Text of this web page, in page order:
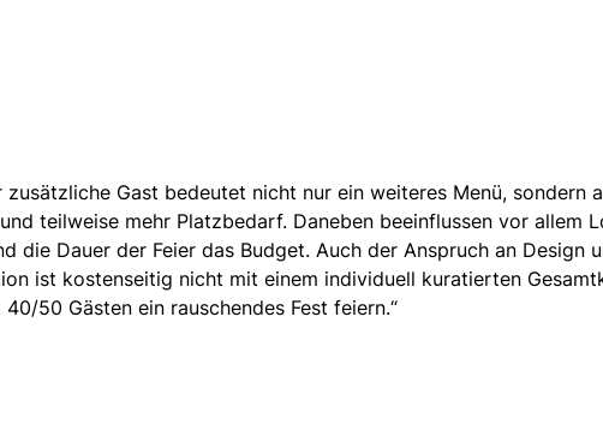
zusätzliche Gast bedeutet nicht nur ein weiteres Menü, sondern
teilweise mehr Platzbedarf. Daneben beeinflussen vor allem
Dauer der Feier das Budget. Auch der Anspruch an Design
ist kostenseitig nicht mit einem individuell kuratierten
50 Gästen ein rauschendes Fest feiern.“